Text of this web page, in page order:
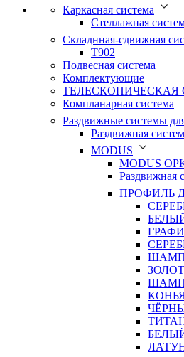
Каркасная система
Стеллажная
Складнная-сдвижная
T902
Подвесная система
Комплектующие
ТЕЛЕСКОПИЧЕСКАЯ
Компланарная система
Раздвижные системы
Раздвижная
MODUS
MODUS
Раздвижная
ПРОФИЛЬ